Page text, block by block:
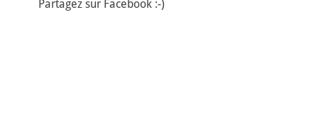
Partagez sur Facebook :-)